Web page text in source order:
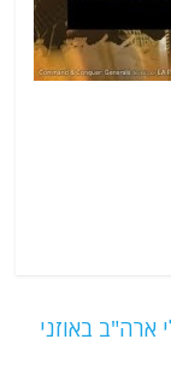
ארה"ב באוזני